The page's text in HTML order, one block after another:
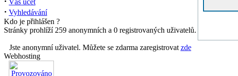
Váš účet
· Vyhledávání
Kdo je přihlášen ?
Stránky prohlíží 259 anonymních a 0 registrovaných uživatelů.
Jste anonymní uživatel. Můžete se zdarma zaregistrovat zde
Webhosting